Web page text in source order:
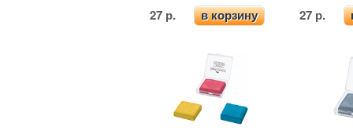
27 р. в корзину 27 р.